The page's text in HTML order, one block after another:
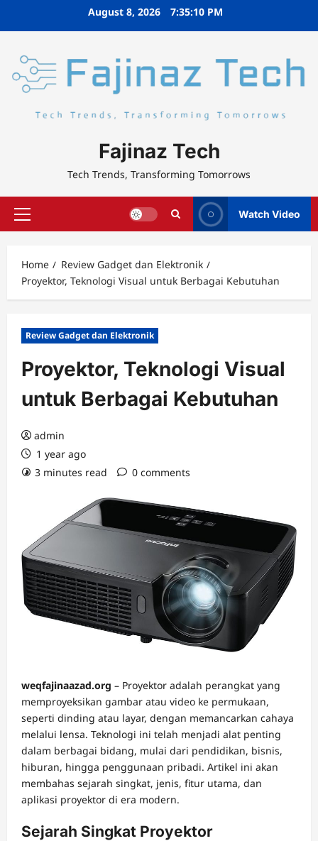
August 8, 2026 7:35:11 PM
Fajinaz Tech
Tech Trends, Transforming Tomorrows
Primary
Watch Video
Home
Review Gadget dan Elektronik
Proyektor, Teknologi Visual untuk Berbagai Kebutuhan
Review Gadget dan Elektronik
Proyektor, Teknologi Visual
untuk Berbagai Kebutuhan
admin
1 year ago
3 minutes read
0 comments
weqfajinaazad.org – Proyektor adalah perangkat yang
memproyeksikan gambar atau video ke permukaan,
seperti dinding atau layar, dengan memancarkan cahaya
melalui lensa. Teknologi ini telah menjadi alat penting
dalam berbagai bidang, mulai dari pendidikan, bisnis,
hiburan, hingga penggunaan pribadi. Artikel ini akan
membahas sejarah singkat, jenis, fitur utama, dan
aplikasi proyektor di era modern.
Sejarah Singkat Proyektor